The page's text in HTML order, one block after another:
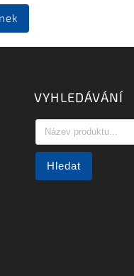
VYHLEDÁVÁNÍ
Hledat